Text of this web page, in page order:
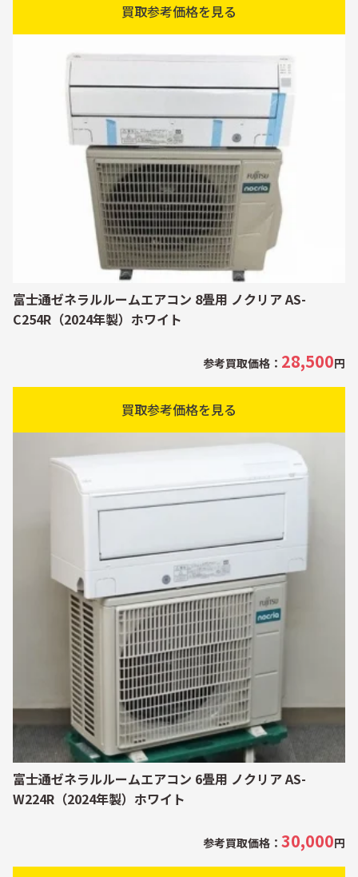
買取参考価格を見る
富士通ゼネラルルームエアコン 8畳用 ノクリア AS-
C254R（2024年製）ホワイト
参考買取価格： 28,500円
買取参考価格を見る
富士通ゼネラルルームエアコン 6畳用 ノクリア AS-
W224R（2024年製）ホワイト
参考買取価格： 30,000円